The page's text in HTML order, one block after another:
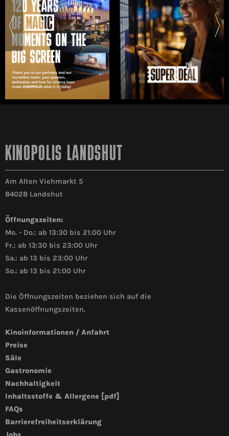
KINOPOLIS LANDSHUT
Am Alten Viehmarkt 5
84028 Landshut
Öffnungszeiten:
Mo. - Do.: ab 13:30 bis 21:00 Uhr
Fr.: ab 13:30 bis 23:00 Uhr
Sa.: ab 13 bis 23:00 Uhr
So.: ab 13 bis 21:00 Uhr
Die Öffnungszeiten beziehen sich auf die
Kassenöffnungszeiten.
Kinoinformationen / Anfahrt
Preise
Säle
Gastronomie
Nachhaltigkeit
Inhaltsstoffe & Allergene [pdf]
FAQs
Barrierefreiheitserklärung